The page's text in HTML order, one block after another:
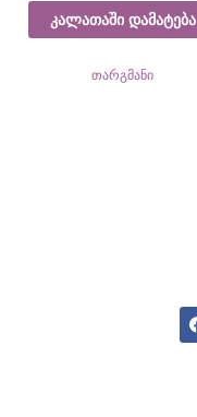
კალათაში დამატება
თარგმანი